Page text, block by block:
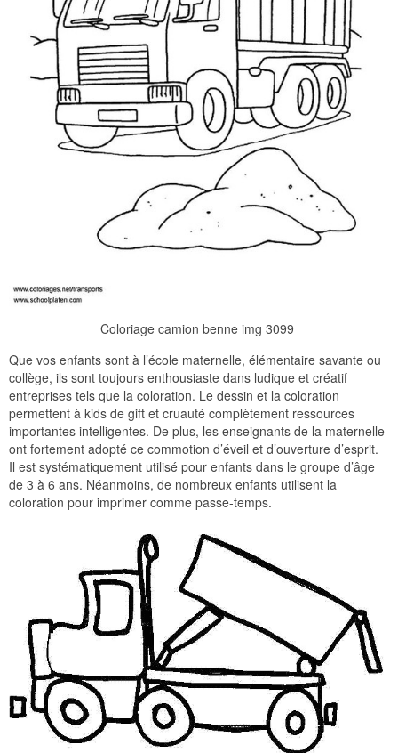
Coloriage camion benne img 3099
Que vos enfants sont à l’école maternelle, élémentaire savante ou
collège, ils sont toujours enthousiaste dans ludique et créatif
entreprises tels que la coloration. Le dessin et la coloration
permettent à kids de gift et cruauté complètement ressources
importantes intelligentes. De plus, les enseignants de la maternelle
ont fortement adopté ce commotion d’éveil et d’ouverture d’esprit.
Il est systématiquement utilisé pour enfants dans le groupe d’âge
de 3 à 6 ans. Néanmoins, de nombreux enfants utilisent la
coloration pour imprimer comme passe-temps.